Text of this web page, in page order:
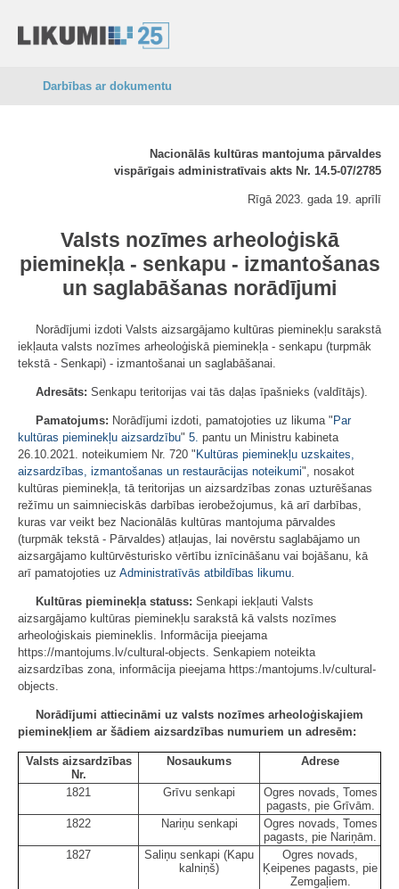
Darbības ar dokumentu
Nacionālās kultūras mantojuma pārvaldes
vispārīgais administratīvais akts Nr. 14.5-07/2785
Rīgā 2023. gada 19. aprīlī
Valsts nozīmes arheoloģiskā
pieminekļa - senkapu - izmantošanas
un saglabāšanas norādījumi
Norādījumi izdoti Valsts aizsargājamo kultūras pieminekļu sarakstā
iekļauta valsts nozīmes arheoloģiskā pieminekļa - senkapu (turpmāk
tekstā - Senkapi) - izmantošanai un saglabāšanai.
Adresāts: Senkapu teritorijas vai tās daļas īpašnieks (valdītājs).
Pamatojums: Norādījumi izdoti, pamatojoties uz likuma " Par
kultūras pieminekļu aizsardzību" 5. pantu un Ministru kabineta
26.10.2021. noteikumiem Nr. 720 " Kultūras pieminekļu uzskaites,
aizsardzības, izmantošanas un restaurācijas noteikumi", nosakot
kultūras pieminekļa, tā teritorijas un aizsardzības zonas uzturēšanas
režīmu un saimnieciskās darbības ierobežojumus, kā arī darbības,
kuras var veikt bez Nacionālās kultūras mantojuma pārvaldes
(turpmāk tekstā - Pārvaldes) atļaujas, lai novērstu saglabājamo un
aizsargājamo kultūrvēsturisko vērtību iznīcināšanu vai bojāšanu, kā
arī pamatojoties uz Administratīvās atbildības likumu.
Kultūras pieminekļa statuss: Senkapi iekļauti Valsts
aizsargājamo kultūras pieminekļu sarakstā kā valsts nozīmes
arheoloģiskais piemineklis. Informācija pieejama
https://mantojums.lv/cultural-objects. Senkapiem noteikta
aizsardzības zona, informācija pieejama https:/mantojums.lv/cultural-
objects.
Norādījumi attiecināmi uz valsts nozīmes arheoloģiskajiem
pieminekļiem ar šādiem aizsardzības numuriem un adresēm:
Valsts aizsardzības
Nr.
Nosaukums Adrese
1821 Grīvu senkapi
Ogres novads, Tomes
pagasts, pie Grīvām.
1822
Nariņu senkapi
Ogres novads, Tomes
pagasts, pie Nariņām.
1827
Saliņu senkapi (Kapu
kalniņš)
Ogres novads,
Ķeipenes pagasts, pie
Zemgaļiem.